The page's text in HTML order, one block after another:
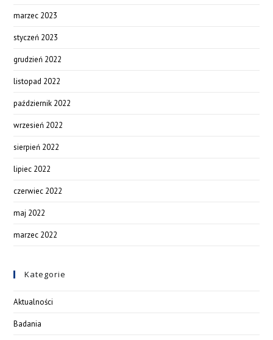
marzec 2023
styczeń 2023
grudzień 2022
listopad 2022
październik 2022
wrzesień 2022
sierpień 2022
lipiec 2022
czerwiec 2022
maj 2022
marzec 2022
Kategorie
Aktualności
Badania